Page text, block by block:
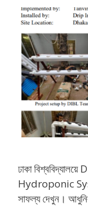
ঢাকা
Hydroponic
সাফল্য দেখুন।